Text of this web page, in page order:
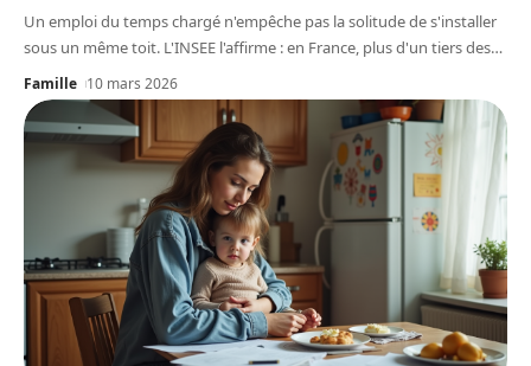
Un emploi du temps chargé n'empêche pas la solitude de s'installer
sous un même toit. L'INSEE l'affirme : en France, plus d'un tiers des…
Famille 10 mars 2026